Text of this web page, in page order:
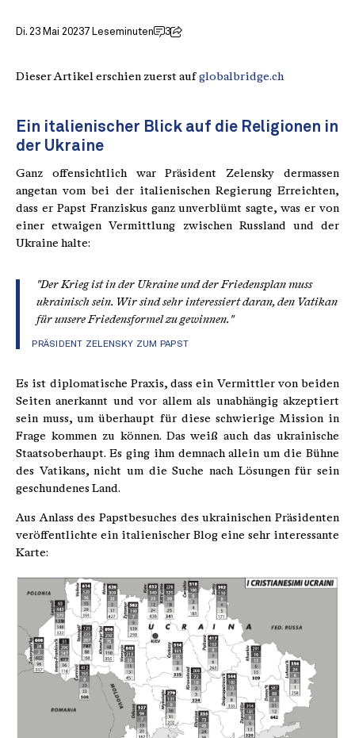
Di. 23 Mai 20237 Leseminuten 3
Dieser Artikel erschien zuerst auf globalbridge.ch
Ein italienischer Blick auf die Religionen in
der Ukraine
Ganz offensichtlich war Präsident Zelensky dermassen
angetan vom bei der italienischen Regierung Erreichten,
dass er Papst Franziskus ganz unverblümt sagte, was er von
einer etwaigen Vermittlung zwischen Russland und der
Ukraine halte:
"Der Krieg ist in der Ukraine und der Friedensplan muss
ukrainisch sein. Wir sind sehr interessiert daran, den Vatikan
für unsere Friedensformel zu gewinnen."
PRÄSIDENT ZELENSKY ZUM PAPST
Es ist diplomatische Praxis, dass ein Vermittler von beiden
Seiten anerkannt und vor allem als unabhängig akzeptiert
sein muss, um überhaupt für diese schwierige Mission in
Frage kommen zu können. Das weiß auch das ukrainische
Staatsoberhaupt. Es ging ihm demnach allein um die Bühne
des Vatikans, nicht um die Suche nach Lösungen für sein
geschundenes Land.
Aus Anlass des Papstbesuches des ukrainischen Präsidenten
veröffentlichte ein italienischer Blog eine sehr interessante
Karte: